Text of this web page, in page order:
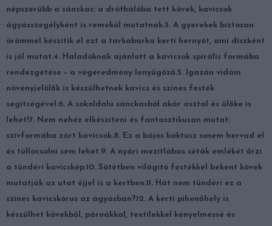
népszerűbb a sánckas: a dróthálóba tett kövek, kavicsok
ágyásszegélyként is remekül mutatnak.3. A gyerekek biztosan
örömmel készítik el ezt a tarkabarka kerti hernyót, ami díszként
is jól mutat.4. Haladóknak ajánlott a kavicsok spirális formába
rendezgetése – a végeredmény lenyűgöző.5. Igazán vidám
növényjelölők is készülhetnek kavics és színes festék
segítségével.6. A sokoldalú sánckasból akár asztal és ülőke is
lehet!7. Nem nehéz elkészíteni és fantasztikusan mutat:
szívformába zárt kavicsok.8. Ez a bájos kaktusz sosem hervad el
és túllocsolni sem lehet.9. A nyári mezítlábas séták emlékét őrzi
a tündéri kavicskép.10. Sötétben világító festékkel bekent kövek
mutatják az utat éjjel is a kertben.11. Hát nem tündéri ez a
színes kavicskórus az ágyásban?12. A kerti pihenőhely is
készülhet kövekből, párnákkal, textilekkel kényelmessé és